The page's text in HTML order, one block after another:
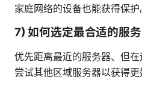
家庭网络的设备也能获得保护
7) 如何选定最合适的服务
优先距离最近的服务器、但
尝试其他区域服务器以获得更